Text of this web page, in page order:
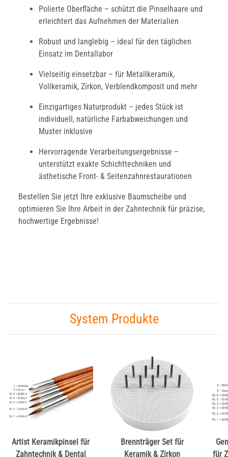
Polierte Oberfläche – schützt die Pinselhaare und
erleichtert das Aufnehmen der Materialien
Robust und langlebig – ideal für den täglichen
Einsatz im Dentallabor
Vielseitig einsetzbar – für Metallkeramik,
Vollkeramik, Zirkon, Verblendkomposit und mehr
Einzigartiges Naturprodukt – jedes Stück ist
individuell, natürliche Farbabweichungen und
Muster inklusive
Hervorragende Verarbeitungsergebnisse –
unterstützt exakte Schichttechniken und
ästhetische Front- & Seitenzahnrestaurationen
Bestellen Sie jetzt Ihre exklusive Baumscheibe und
optimieren Sie Ihre Arbeit in der Zahntechnik für präzise,
hochwertige Ergebnisse!
System Produkte
Artist Keramikpinsel für
Zahntechnik & Dental
Brennträger Set für
Keramik & Zirkon
für